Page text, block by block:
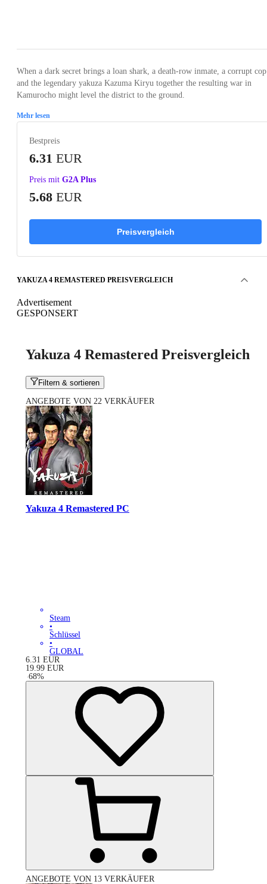
When a dark secret brings a loan shark, a death-row inmate, a corrupt cop
and the legendary yakuza Kazuma Kiryu together the resulting war in
Kamurocho might level the district to the ground.
Mehr lesen
Bestpreis
6.31 EUR
Preis mit G2A Plus
5.68 EUR
Preisvergleich
YAKUZA 4 REMASTERED PREISVERGLEICH
Advertisement
GESPONSERT
Yakuza 4 Remastered Preisvergleich
Filtern & sortieren
ANGEBOTE VON 22 VERKÄUFER
Yakuza 4 Remastered PC
Steam
•
Schlüssel
•
GLOBAL
6.31 EUR
19.99 EUR
-68%
ANGEBOTE VON 13 VERKÄUFER